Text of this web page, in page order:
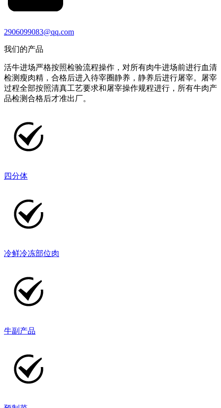
2906099083@qq.com
我们的产品
活牛进场严格按照检验流程操作，对所有肉牛进场前进行血清
检测瘦肉精，合格后进入待宰圈静养，静养后进行屠宰。屠宰
过程全部按照清真工艺要求和屠宰操作规程进行，所有牛肉产
品检测合格后才准出厂。
四分体
冷鲜冷冻部位肉
牛副产品